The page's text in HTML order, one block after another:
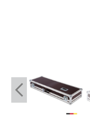
Deutsch
English